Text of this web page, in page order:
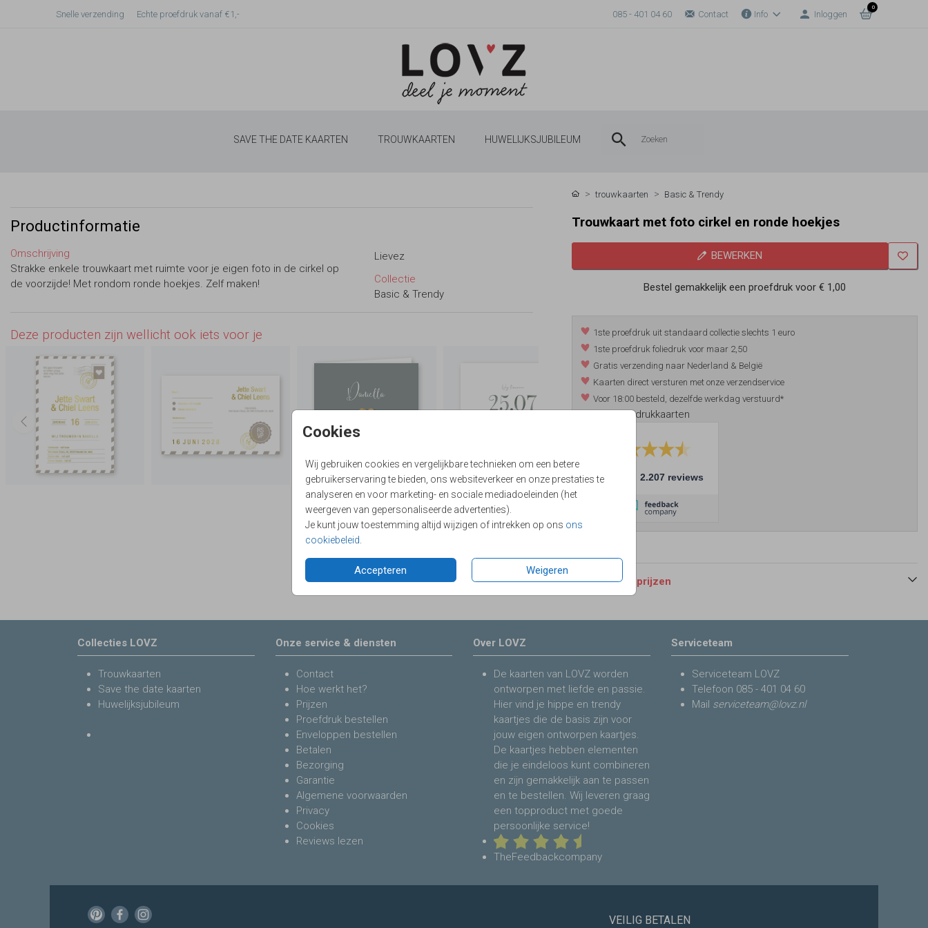
Snelle verzending Echte proefdruk vanaf €1,- 085 - 401 04 60 Contact Info Inloggen
0
SAVE THE DATE KAARTEN TROUWKAARTEN HUWELIJKSJUBILEUM
Cookies
Wij gebruiken cookies en vergelijkbare technieken om een betere
gebruikerservaring te bieden, ons websiteverkeer en onze prestaties te
analyseren en voor marketing- en sociale mediadoeleinden (het
weergeven van gepersonaliseerde advertenties).
Je kunt jouw toestemming altijd wijzigen of intrekken op ons ons
cookiebeleid
Accepteren Weigeren
Productinformatie
Omschrijving
Strakke enkele trouwkaart met ruimte voor je eigen foto in de cirkel op
de voorzijde! Met rondom ronde hoekjes. Zelf maken!
Lievez
Collectie
Basic & Trendy
Deze producten zijn wellicht ook iets voor je
trouwkaarten Basic & Trendy
Trouwkaart met foto cirkel en ronde hoekjes
BEWERKEN
Bestel gemakkelijk een proefdruk voor€ 1,00
1ste proefdruk uit standaard collectie slechts 1 euro
1ste proefdruk foliedruk voor maar 2,50
Gratis verzending naar Nederland & België
Kaarten direct versturen met onze verzendservice
Voor 18:00 besteld, dezelfde werkdag verstuurd*
*m.u.v. foliedrukkaarten
9.4 2.207 reviews
Formaten en prijzen
Collecties LOVZ
Trouwkaarten
Save the date kaarten
Huwelijksjubileum
Onze service & diensten
Contact
Hoe werkt het?
Prijzen
Proefdruk bestellen
Enveloppen bestellen
Betalen
Bezorging
Garantie
Algemene voorwaarden
Privacy
Cookies
Reviews lezen
Over LOVZ
De kaarten van LOVZ worden
ontworpen met liefde en passie.
Hier vind je hippe en trendy
kaartjes die de basis zijn voor
jouw eigen ontworpen kaartjes.
De kaartjes hebben elementen
die je eindeloos kunt combineren
en zijn gemakkelijk aan te passen
en te bestellen. Wij leveren graag
een topproduct met goede
persoonlijke service!
TheFeedbackcompany
Serviceteam
Serviceteam LOVZ
Telefoon 085 - 401 04 60
Mail serviceteam@lovz.nl
VEILIG BETALEN